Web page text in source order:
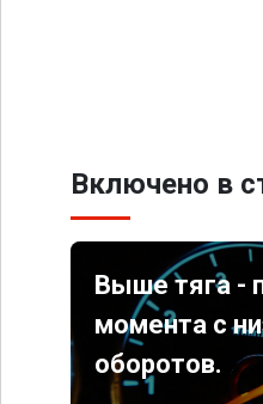
Включено в
Выше тяга -
момента с
оборотов.